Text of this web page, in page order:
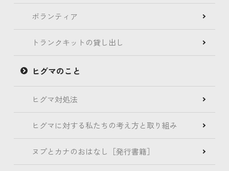
ボランティア
トランクキットの貸し出し
ヒグマのこと
ヒグマ対処法
ヒグマに対する私たちの考え方と取り組み
ヌプとカナのおはなし［発行書籍］